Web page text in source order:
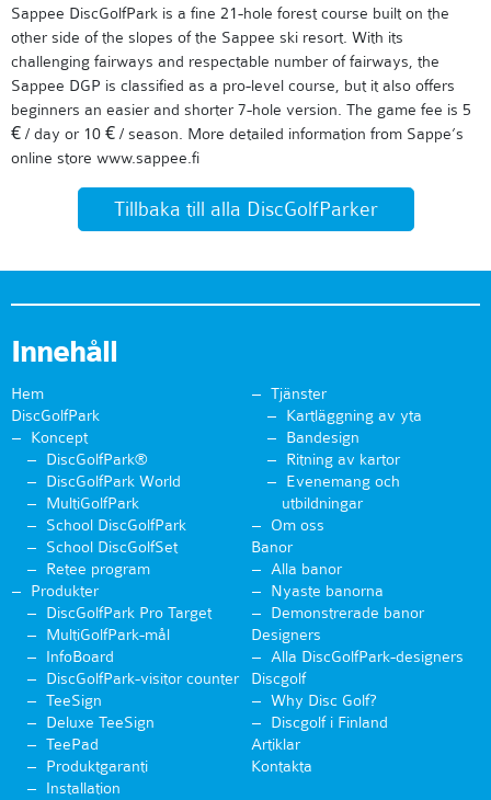
Sappee DiscGolfPark is a fine 21-hole forest course built on the
other side of the slopes of the Sappee ski resort. With its
challenging fairways and respectable number of fairways, the
Sappee DGP is classified as a pro-level course, but it also offers
beginners an easier and shorter 7-hole version. The game fee is 5
€ / day or 10 € / season. More detailed information from Sappe’s
online store www.sappee.fi
Tillbaka till alla DiscGolfParker
Innehåll
Hem
DiscGolfPark
Koncept
DiscGolfPark®
DiscGolfPark World
MultiGolfPark
School DiscGolfPark
School DiscGolfSet
Retee program
Produkter
DiscGolfPark Pro Target
MultiGolfPark-mål
InfoBoard
DiscGolfPark-visitor counter
TeeSign
Deluxe TeeSign
TeePad
Produktgaranti
Installation
Tjänster
Kartläggning av yta
Bandesign
Ritning av kartor
Evenemang och
utbildningar
Om oss
Banor
Alla banor
Nyaste banorna
Demonstrerade banor
Designers
Alla DiscGolfPark-designers
Discgolf
Why Disc Golf?
Discgolf i Finland
Artiklar
Kontakta